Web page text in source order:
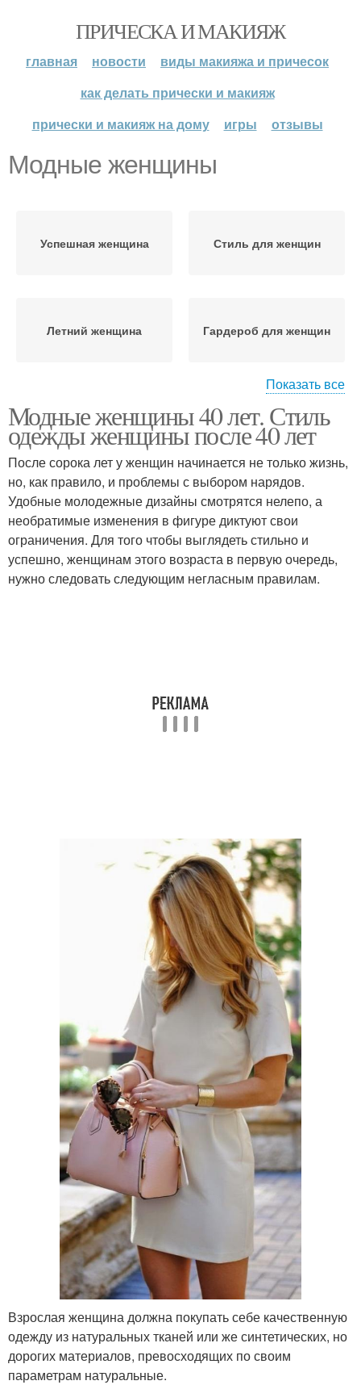
ПРИЧЕСКА И МАКИЯЖ
главная новости
виды макияжа и причесок
как делать прически и макияж
прически и макияж на дому
игры отзывы
Модные женщины
Успешная женщина Стиль для женщин
Летний женщина Гардероб для женщин
Модные образа Образа для женщин
Прекрасные женщины Модные блузки
Показать все
Модные женщины 40 лет. Стиль
одежды женщины после 40 лет
После сорока лет у женщин начинается не только жизнь,
но, как правило, и проблемы с выбором нарядов.
Удобные молодежные дизайны смотрятся нелепо, а
необратимые изменения в фигуре диктуют свои
ограничения. Для того чтобы выглядеть стильно и
успешно, женщинам этого возраста в первую очередь,
нужно следовать следующим негласным правилам.
Взрослая женщина должна покупать себе качественную
одежду из натуральных тканей или же синтетических, но
дорогих материалов, превосходящих по своим
параметрам натуральные.